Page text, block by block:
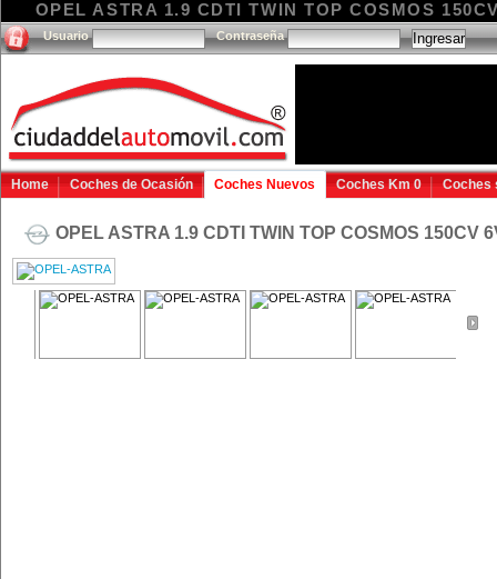
OPEL ASTRA 1.9 CDTI TWIN TOP COSMOS
Usuario Contraseña
Home Coches de Ocasión Coches Nuevos Coches Km 0 Coches
OPEL ASTRA 1.9 CDTI TWIN TOP COSMOS